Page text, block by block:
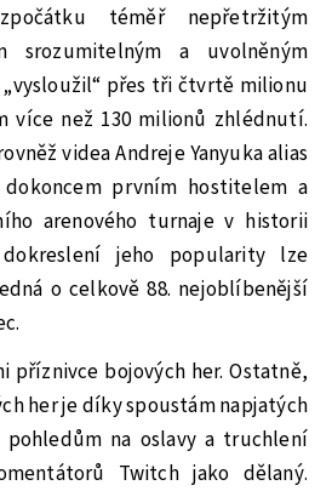
téměř nepřetržitým
srozumitelným a uvolněným
přes tři čtvrtě milionu
více než 130 milionů zhlédnutí.
videa Andreje Yanyuka alias
prvním hostitelem a
arenového turnaje v historii
jeho popularity lze
o celkově 88. nejoblíbenější
příznivce bojových her. Ostatně,
her je díky spoustám napjatých
na oslavy a truchlení
Twitch jako dělaný.